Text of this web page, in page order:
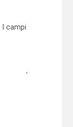
I campi